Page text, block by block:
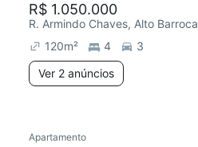
R$ 1.050.000
R. Armindo Chaves, Alto Barroca
120m² 4
3
Ver 2 anúncios
Redecorar
Apartamento